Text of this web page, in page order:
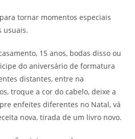
tornar momentos especiais
usuais.
15 anos, bodas disso ou
do aniversário de formatura
distantes, entre na
troque a cor do cabelo, deixe a
enfeites diferentes no Natal, vá
nova, tirada de um livro novo.